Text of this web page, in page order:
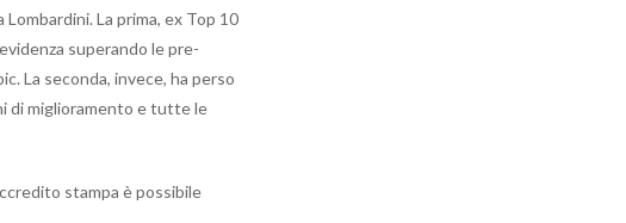
La prima, ex Top 10
superando le pre-
La seconda, invece, ha perso
di miglioramento e tutte le
stampa è possibile